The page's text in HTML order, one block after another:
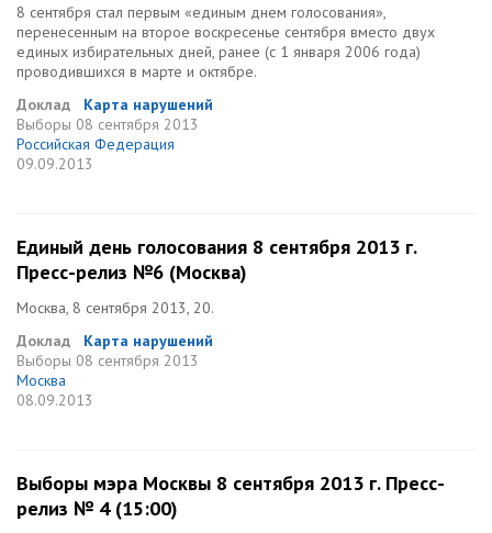
8 сентября стал первым «единым днем голосования»,
перенесенным на второе воскресенье сентября вместо двух
единых избирательных дней, ранее (с 1 января 2006 года)
проводившихся в марте и октябре.
Доклад
Карта нарушений
Выборы 08 сентября 2013
Российская Федерация
09.09.2013
Единый день голосования 8 сентября 2013 г.
Пресс-релиз №6 (Москва)
Москва, 8 сентября 2013, 20.
Доклад
Карта нарушений
Выборы 08 сентября 2013
Москва
08.09.2013
Выборы мэра Москвы 8 сентября 2013 г. Пресс-
релиз № 4 (15:00)